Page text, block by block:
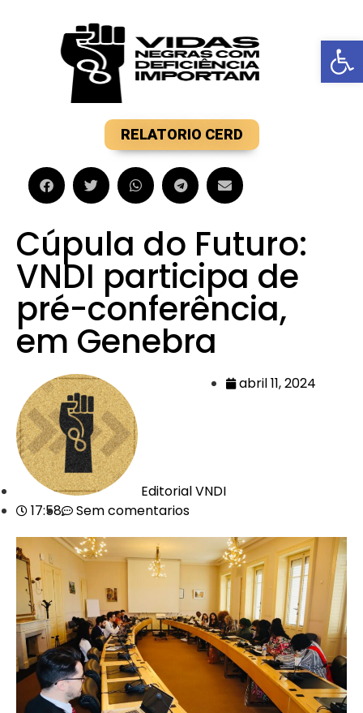
Barra de
RELATORIO CERD
Cúpula do Futuro:
VNDI participa de
pré-conferência,
em Genebra
Editorial VNDI
abril 11, 2024
17:58 Sem comentarios